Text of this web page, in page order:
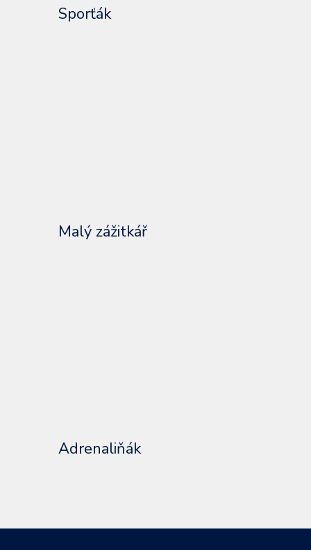
Sporťák
Malý zážitkář
Adrenaliňák